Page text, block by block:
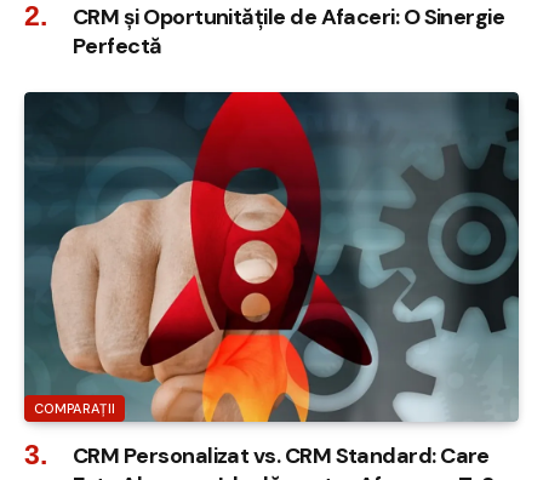
CRM și Oportunitățile de Afaceri: O Sinergie
Perfectă
COMPARAȚII
CRM Personalizat vs. CRM Standard: Care